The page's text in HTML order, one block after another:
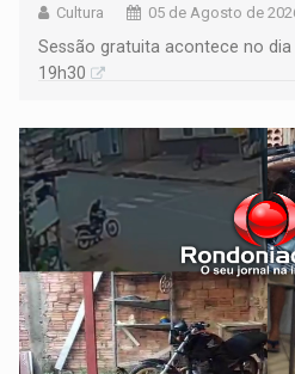
Cultura 05 de Agosto de
Sessão gratuita acontece no
19h30